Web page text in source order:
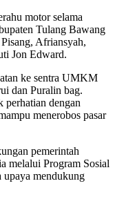
motor selama
Tulang Bawang
Afriansyah,
Jon Edward.
ke sentra UMKM
dan Puralin bag.
perhatian dengan
menerobos pasar
pemerintah
melalui Program Sosial
mendukung